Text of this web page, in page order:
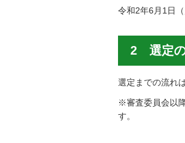
令和2年6月1日
2 選定
選定までの流れ
※審査委員会以
す。